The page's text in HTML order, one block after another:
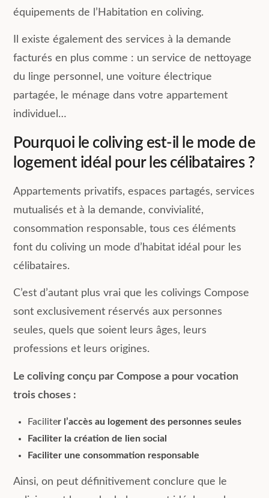
équipements de l’Habitation en coliving.
Il existe également des services à la demande
facturés en plus comme : un service de nettoyage
du linge personnel, une voiture électrique
partagée, le ménage dans votre appartement
individuel…
Pourquoi le coliving est-il le mode de
logement idéal pour les célibataires ?
Appartements privatifs, espaces partagés, services
mutualisés et à la demande, convivialité,
consommation responsable, tous ces éléments
font du coliving un mode d’habitat idéal pour les
célibataires.
C’est d’autant plus vrai que les colivings Compose
sont exclusivement réservés aux personnes
seules, quels que soient leurs âges, leurs
professions et leurs origines.
Le coliving conçu par Compose a pour vocation
trois choses :
Faciliter l’accès au logement des personnes seules
Faciliter la création de lien social
Faciliter une consommation responsable
Ainsi, on peut définitivement conclure que le